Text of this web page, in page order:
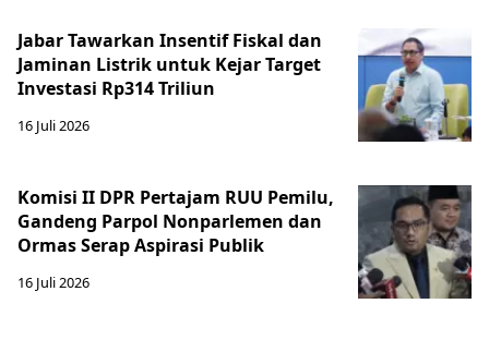
Jabar Tawarkan Insentif Fiskal dan
Jaminan Listrik untuk Kejar Target
Investasi Rp314 Triliun
16 Juli 2026
Komisi II DPR Pertajam RUU Pemilu,
Gandeng Parpol Nonparlemen dan
Ormas Serap Aspirasi Publik
16 Juli 2026